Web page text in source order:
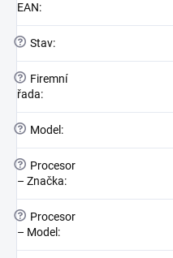
EAN:
? Stav:
?
Firemní
řada:
? Model :
?
Procesor
– Značka:
?
Procesor
– Model :